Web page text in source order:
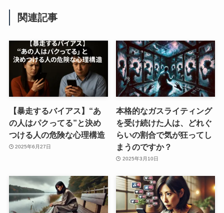
関連記事
【暴走するバイアス】“あ
の人はパクってる”と決め
つける人の危険な心理構造
2025年6月27日
本格的なガスライティング
を受け続けた人は、どれぐ
らいの割合で気が狂ってし
まうのですか？
2025年3月10日